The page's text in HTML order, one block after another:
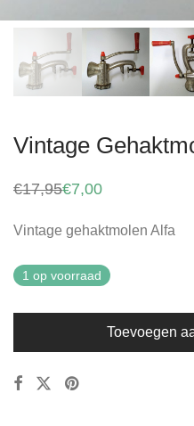
Vintage
€17,95
Oorspronkelijke
€17,95.
€7,00
Huidige
€7,00.
Vintage gehaktmolen Alfa
1 op voorraad
Toevoegen